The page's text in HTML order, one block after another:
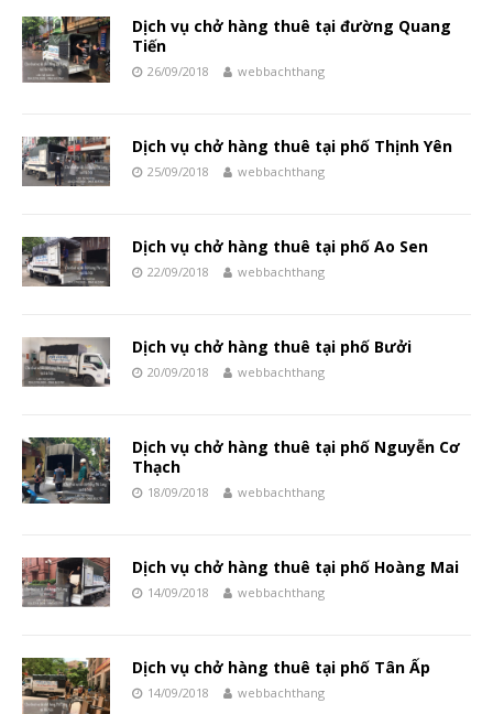
Dịch vụ chở hàng thuê tại đường Quang
Tiến
26/09/2018 webbachthang
Dịch vụ chở hàng thuê tại phố Thịnh Yên
25/09/2018 webbachthang
Dịch vụ chở hàng thuê tại phố Ao Sen
22/09/2018 webbachthang
Dịch vụ chở hàng thuê tại phố Bưởi
20/09/2018 webbachthang
Dịch vụ chở hàng thuê tại phố Nguyễn Cơ
Thạch
18/09/2018 webbachthang
Dịch vụ chở hàng thuê tại phố Hoàng Mai
14/09/2018 webbachthang
Dịch vụ chở hàng thuê tại phố Tân Ấp
14/09/2018 webbachthang